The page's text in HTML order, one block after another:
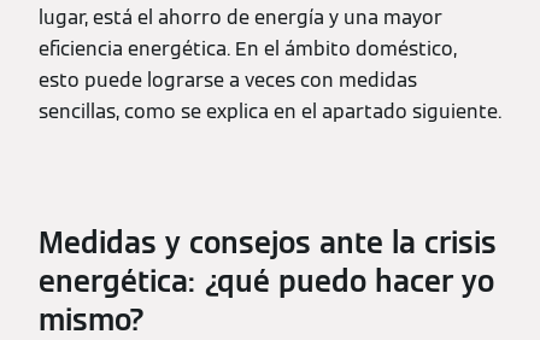
lugar, está el ahorro de energía y una mayor
eficiencia energética. En el ámbito doméstico,
esto puede lograrse a veces con medidas
sencillas, como se explica en el apartado siguiente.
Medidas y consejos ante la crisis
energética: ¿qué puedo hacer yo
mismo?